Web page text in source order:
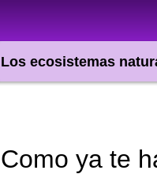
Los ecosistemas
Como ya te